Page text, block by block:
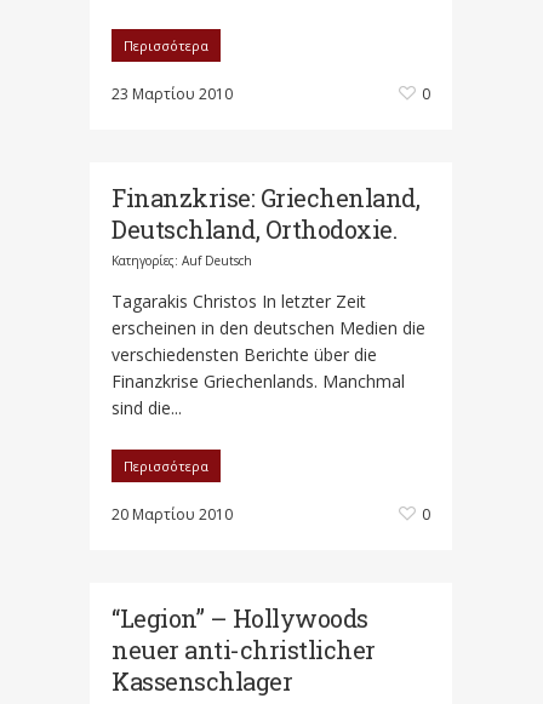
Περισσότερα
23 Μαρτίου 2010 0
Finanzkrise: Griechenland,
Deutschland, Orthodoxie.
Κατηγορίες: Auf Deutsch
Tagarakis Christos In letzter Zeit
erscheinen in den deutschen Medien die
verschiedensten Berichte über die
Finanzkrise Griechenlands. Manchmal
sind die...
Περισσότερα
20 Μαρτίου 2010 0
“Legion” – Hollywoods
neuer anti-christlicher
Kassenschlager